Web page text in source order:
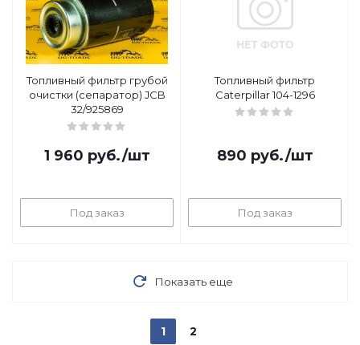
Топливный фильтр грубой
очистки (сепаратор) JCB
32/925869
1 960 руб./шт
Под заказ
Топливный фильтр
Caterpillar 104-1296
890 руб./шт
Под заказ
Показать еще
1 2